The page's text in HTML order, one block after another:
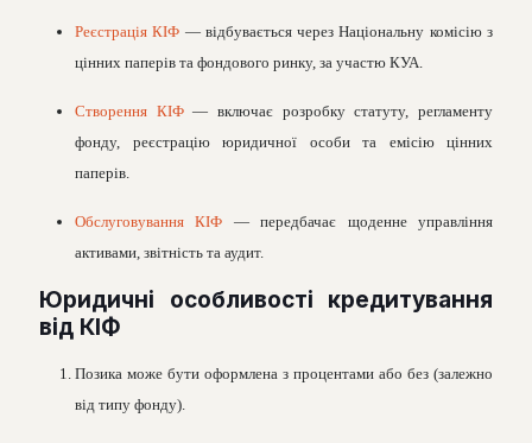
Реєстрацiя КІФ — вiдбувається через Нацiональну комiсiю з
цiнних паперiв та фондового ринку, за участю КУА.
Створення КІФ— включає розробку статуту, регламенту
фонду, реєстрацiю юридичної особи та емiсiю цiнних
паперiв.
Обслуговування КІФ — передбачає щоденне управлiння
активами, звiтнiсть та аудит.
Юридичнi особливостi кредитування
вiд КIФ
Позика може бути оформлена з процентами або без (залежно
вiд типу фонду).